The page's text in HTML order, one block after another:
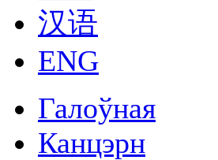
汉语
ENG
Галоўная
Канцэрн